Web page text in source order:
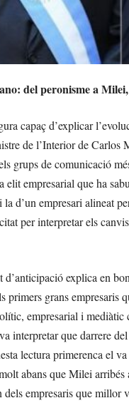
del peronisme a
capaç d’explicar
de l’Interior de Carlos
grups de comunicació
elit empresarial que ha
la d’un empresari alineat
per interpretar els
d’anticipació explica en
primers grans
empresarial i
interpretar que darrere
lectura primerenca el
abans que Milei
empresaris que millor